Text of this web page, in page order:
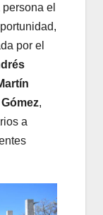
el
por el
,
a